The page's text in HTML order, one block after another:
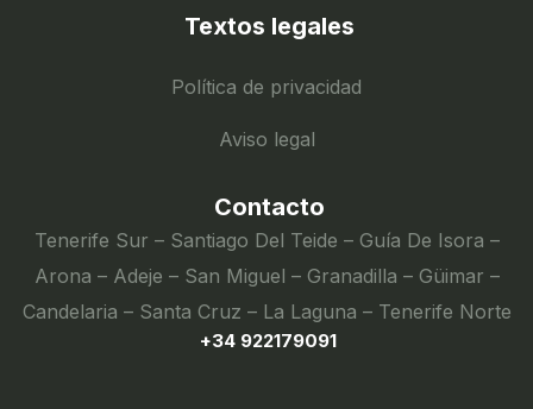
Textos legales
Política de privacidad
Aviso legal
Contacto
Tenerife Sur – Santiago Del Teide – Guía De Isora –
Arona – Adeje – San Miguel – Granadilla – Güimar –
Candelaria – Santa Cruz – La Laguna – Tenerife Norte
+34 922179091